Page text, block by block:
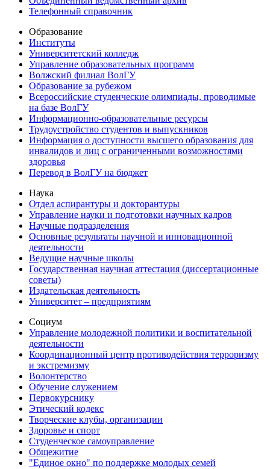
Телефонный справочник
Образование
Институты
Университетский колледж
Управление образовательных программ
Волжский филиал ВолГУ
Образование за рубежом
Всероссийские студенческие олимпиады, проводимые
на базе ВолГУ
Информационно-образовательные ресурсы
Трудоустройство студентов и выпускников
Информация о доступности высшего образования для
инвалидов и лиц с ограниченными возможностями
здоровья
Перевод в ВолГУ на бюджет
Наука
Отдел аспирантуры и докторантуры
Управление науки и подготовки научных кадров
Научные подразделения
Основные результаты научной и инновационной
деятельности
Ведущие научные школы
Государственная научная аттестация (диссертационные
советы)
Издательская деятельность
Университет – предприятиям
Социум
Управление молодежной политики и воспитательной
деятельности
Координационный центр противодействия терроризму
и экстремизму
Волонтерство
Обучение служением
Первокурснику
Этический кодекс
Творческие клубы, организации
Здоровье и спорт
Студенческое самоуправление
Общежитие
"Единое окно" по поддержке молодых семей